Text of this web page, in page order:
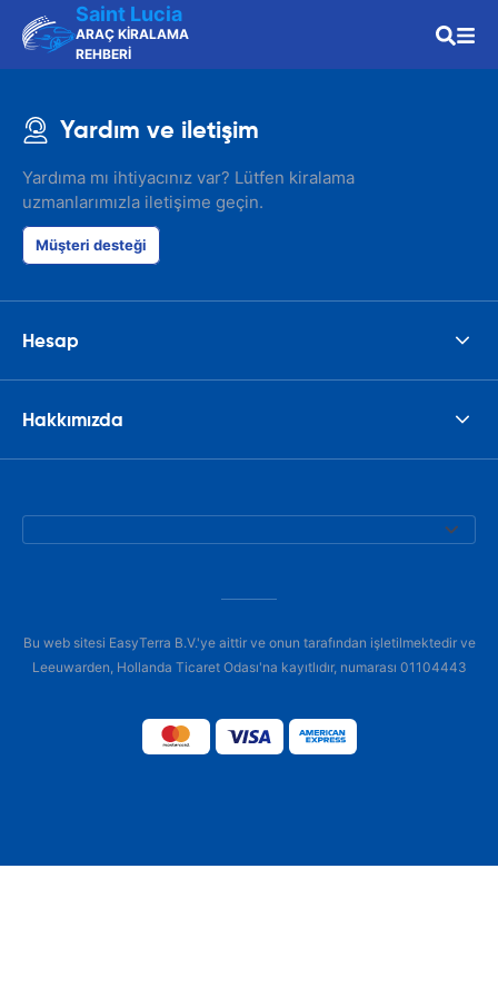
Saint Lucia
ARAÇ KİRALAMA
REHBERİ
Yardım ve iletişim
Yardıma mı ihtiyacınız var? Lütfen kiralama
uzmanlarımızla iletişime geçin.
Müşteri desteği
Hesap
Hakkımızda
Bu web sitesi EasyTerra B.V.'ye aittir ve onun tarafından işletilmektedir ve
Leeuwarden, Hollanda Ticaret Odası'na kayıtlıdır, numarası 01104443